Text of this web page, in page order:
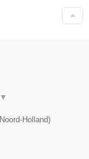
▼
Noord-Holland)